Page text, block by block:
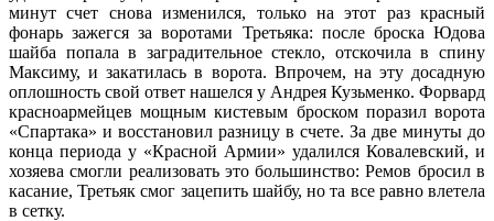
минут счет снова изменился, только на этот раз красный
фонарь зажегся за воротами Третьяка: после броска Юдова
шайба попала в заградительное стекло, отскочила в спину
Максиму, и закатилась в ворота. Впрочем, на эту досадную
оплошность свой ответ нашелся у Андрея Кузьменко. Форвард
красноармейцев мощным кистевым броском поразил ворота
«Спартака» и восстановил разницу в счете. За две минуты до
конца периода у «Красной Армии» удалился Ковалевский, и
хозяева смогли реализовать это большинство: Ремов бросил в
касание, Третьяк смог зацепить шайбу, но та все равно влетела
в сетку.